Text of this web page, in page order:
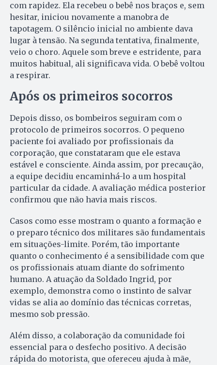
com rapidez. Ela recebeu o bebê nos braços e, sem
hesitar, iniciou novamente a manobra de
tapotagem. O silêncio inicial no ambiente dava
lugar à tensão. Na segunda tentativa, finalmente,
veio o choro. Aquele som breve e estridente, para
muitos habitual, ali significava vida. O bebê voltou
a respirar.
Após os primeiros socorros
Depois disso, os bombeiros seguiram com o
protocolo de primeiros socorros. O pequeno
paciente foi avaliado por profissionais da
corporação, que constataram que ele estava
estável e consciente. Ainda assim, por precaução,
a equipe decidiu encaminhá-lo a um hospital
particular da cidade. A avaliação médica posterior
confirmou que não havia mais riscos.
Casos como esse mostram o quanto a formação e
o preparo técnico dos militares são fundamentais
em situações-limite. Porém, tão importante
quanto o conhecimento é a sensibilidade com que
os profissionais atuam diante do sofrimento
humano. A atuação da Soldado Ingrid, por
exemplo, demonstra como o instinto de salvar
vidas se alia ao domínio das técnicas corretas,
mesmo sob pressão.
Além disso, a colaboração da comunidade foi
essencial para o desfecho positivo. A decisão
rápida do motorista, que ofereceu ajuda à mãe,